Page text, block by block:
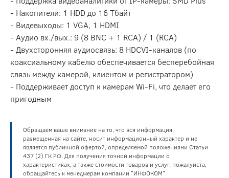
- Накопители: 1 HDD до 16 Тбайт
- Видевыходы: 1 VGA, 1 HDMI
- Аудио вх./вых.: 9 (8 BNC + 1 RCA) / 1 (RCA)
- Двухсторонняя аудиосвязь: 8 HDCVI-каналов (по
коаксиальному кабелю обеспечивается бесперебойная
связь между камерой, клиентом и регистратором)
- Поддерживает доступ к камерам Wi-Fi, что делает его
пригодным
Обращаем ваше внимание на то, что вся информация,
размещенная на сайте, носит информационный характер и не
является публичной офертой, определяемой положениями Статьи
437 (2) ГК РФ. Для получения точной информации о
характеристиках, а также стоимости товаров и услуг, пожалуйста,
обращайтесь к менеджерам компании "ИНФОКОМ".